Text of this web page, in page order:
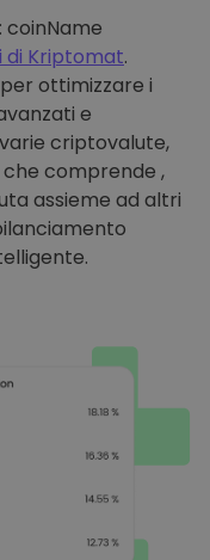
coinName
di Kriptomat.
ottimizzare i
e
criptovalute,
comprende ,
assieme ad altri